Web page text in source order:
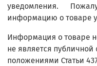
уведомления.
информацию о товаре
Информация о товаре
не является
положениями Статьи